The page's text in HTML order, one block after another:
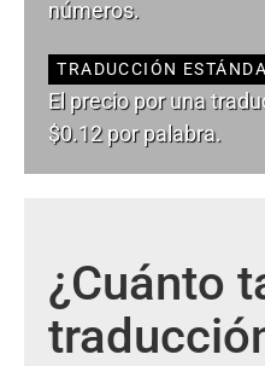
números.
TRADUCCIÓN
El precio por una
$0.12 por palabra.
¿Cuánto